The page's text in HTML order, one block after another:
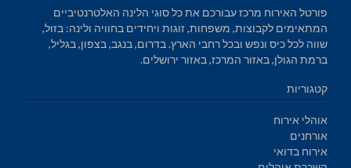
פורטל האירוח מרכז עבורכם את כל סוגי הלינה האלטרנטיביים
המתאימים לקבוצות, משפחות, זוגות ויחידים בחוויה ולינה: בזול,
שווה לכל כיס ונפש ובכל רחבי הארץ. בדרום, בנגב, בצפון, בגליל,
ברמת הגולן, באזור המרכז, באזור ירושלים.
קטגוריות
אוהלי אירוח
אורחנים
אירוח בדואי